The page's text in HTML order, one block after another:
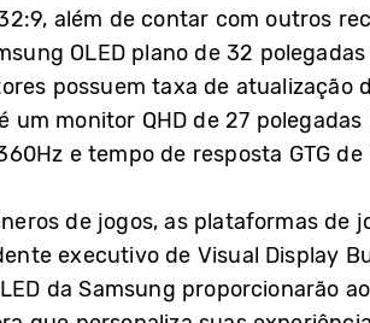
além de contar com outros
OLED plano de 32
possuem taxa de atualização
um monitor QHD de 27
e tempo de resposta GTG de
de jogos, as plataformas
executivo de Visual Display
da Samsung proporcionarão